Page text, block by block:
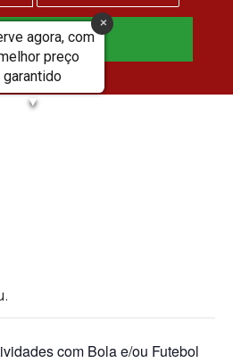
com Bola e/ou Futebol
agora, com
preço
garantido
▼
Agora